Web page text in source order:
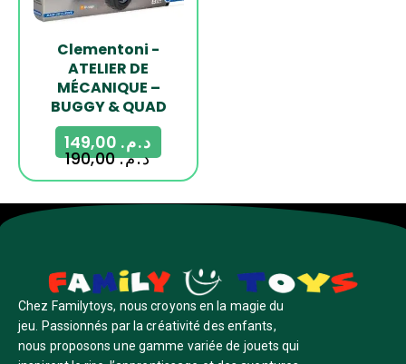
Clementoni -
ATELIER DE
MÉCANIQUE –
BUGGY & QUAD
د.م.190,00
د.م.
Chez Familytoys, nous croyons en la magie du
jeu. Passionnés par la créativité des enfants,
nous proposons une gamme variée de jouets qui